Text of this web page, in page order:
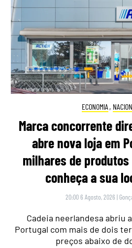
ECONOMIA ,
Marca concorrente
abre nova loja em
milhares de produtos
conheça a sua
20:00 6 Agosto, 2026 |
Cadeia neerlandesa abriu
Portugal com mais de dois
preços abaixo de